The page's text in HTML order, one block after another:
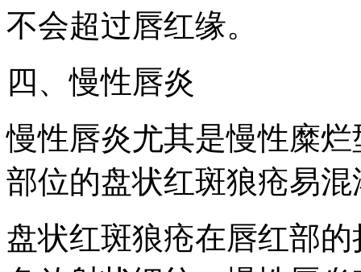
不会超过唇红缘。
四、慢性唇炎
慢性唇炎尤其是慢性糜
部位的盘状红斑狼疮易混
盘状红斑狼疮在唇红部